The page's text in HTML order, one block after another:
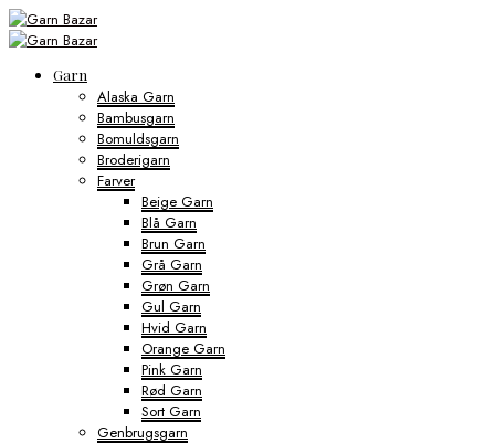
Garn
Alaska Garn
Bambusgarn
Bomuldsgarn
Broderigarn
Farver
Beige Garn
Blå Garn
Brun Garn
Grå Garn
Grøn Garn
Gul Garn
Hvid Garn
Orange Garn
Pink Garn
Rød Garn
Sort Garn
Genbrugsgarn